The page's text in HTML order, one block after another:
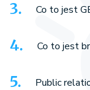
Co to jest
Co to jest
Public